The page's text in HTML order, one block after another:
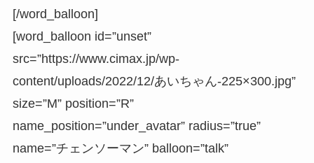
[/word_balloon]
[word_balloon id=”unset”
src=”https://www.cimax.jp/wp-
content/uploads/2022/12/あいちゃん-225×300.jpg”
size=”M” position=”R”
name_position=”under_avatar” radius=”true”
name=”チェンソーマン” balloon=”talk”